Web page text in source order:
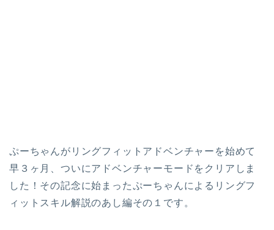
ぷーちゃんがリングフィットアドベンチャーを始めて
早３ヶ月、ついにアドベンチャーモードをクリアしま
した！その記念に始まったぷーちゃんによるリングフ
ィットスキル解説のあし編その１です。